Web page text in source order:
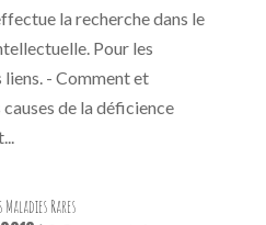
la recherche dans le
Pour les
liens. - Comment et
de la déficience
Rares